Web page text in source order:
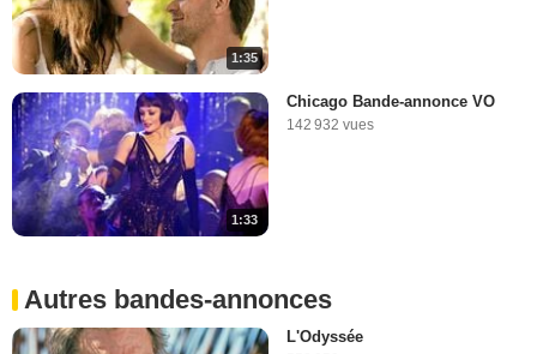
1:35
1:33
Chicago Bande-annonce VO
142 932 vues
Autres bandes-annonces
L'Odyssée